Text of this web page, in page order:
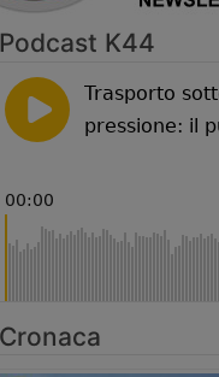
Podcast K44
Cronaca